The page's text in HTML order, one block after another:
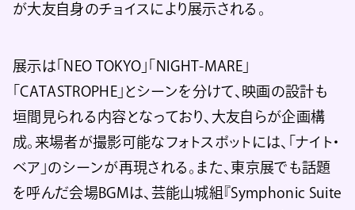
が大友自身のチョイスにより展示される。
展示は「NEO TOKYO」「NIGHT-MARE」
「CATASTROPHE」とシーンを分けて、映画の設計も
垣間見られる内容となっており、大友自らが企画構
成。来場者が撮影可能なフォトスポットには、「ナイト・
ベア」のシーンが再現される。また、東京展でも話題
を呼んだ会場BGMは、芸能山城組『Symphonic Suite